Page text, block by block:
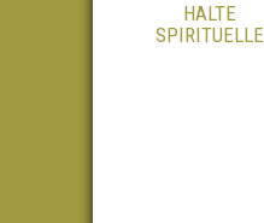
HALTE
SPIRITUELLE